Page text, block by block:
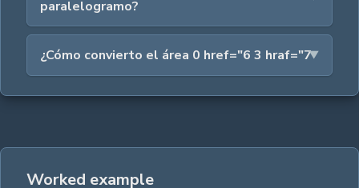
paralelogramo?
¿Cómo convierto el área 0 href="6 3 hraf="7
Worked example